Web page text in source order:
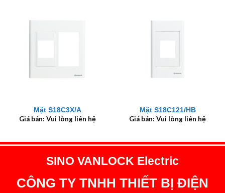
Mặt S18C3X/A
Giá bán: Vui lòng liên hệ
Mặt S18C121/HB
Giá bán: Vui lòng liên hệ
SINO VANLOCK Electric
CÔNG TY TNHH THIẾT BỊ ĐIỆN